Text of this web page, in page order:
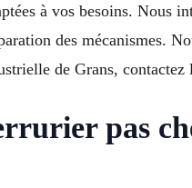
à vos besoins. Nous
des mécanismes.
de Grans,
pas